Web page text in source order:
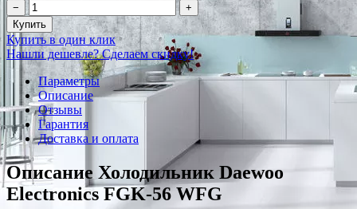
−
+
Купить
Купить в один клик
Нашли дешевле? Сделаем скидку!
Параметры
Описание
Отзывы
Гарантия
Доставка и оплата
Описание Холодильник Daewoo
Electronics FGK-56 WFG